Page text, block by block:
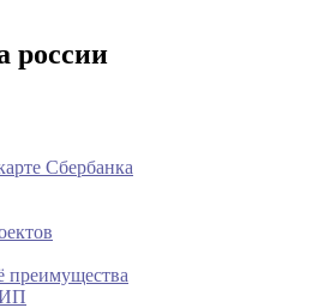
россии
Сбербанка
преимущества
ИП